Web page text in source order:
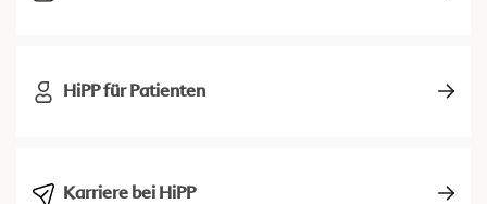
HiPP für Patienten
Karriere bei HiPP